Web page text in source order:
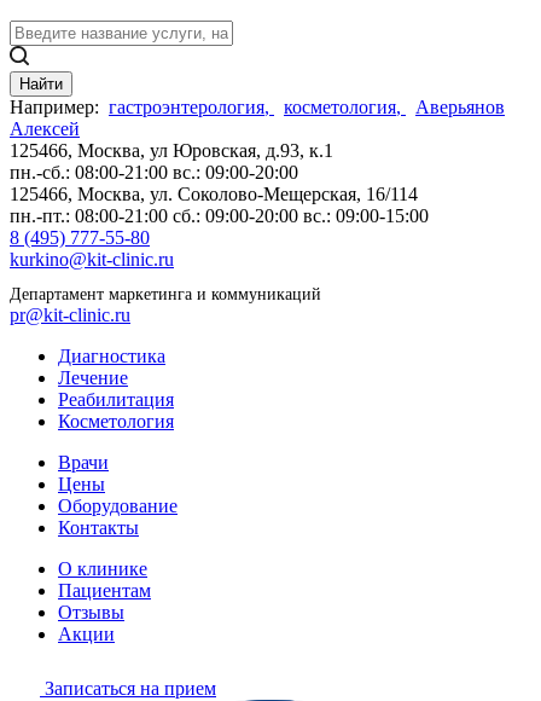
Найти
Например: гастроэнтерология, косметология,
Аверьянов
Алексей
125466, Москва, ул Юровская, д.93, к.1
пн.-сб.: 08:00-21:00 вс.: 09:00-20:00
125466, Москва, ул. Соколово-Мещерская, 16/114
пн.-пт.: 08:00-21:00 сб.: 09:00-20:00 вс.: 09:00-15:00
8 (495) 777-55-80
kurkino@kit-clinic.ru
Департамент маркетинга и коммуникаций
pr@kit-clinic.ru
Диагностика
Лечение
Реабилитация
Косметология
Врачи
Цены
Оборудование
Контакты
О клинике
Пациентам
Отзывы
Акции
Записаться на прием